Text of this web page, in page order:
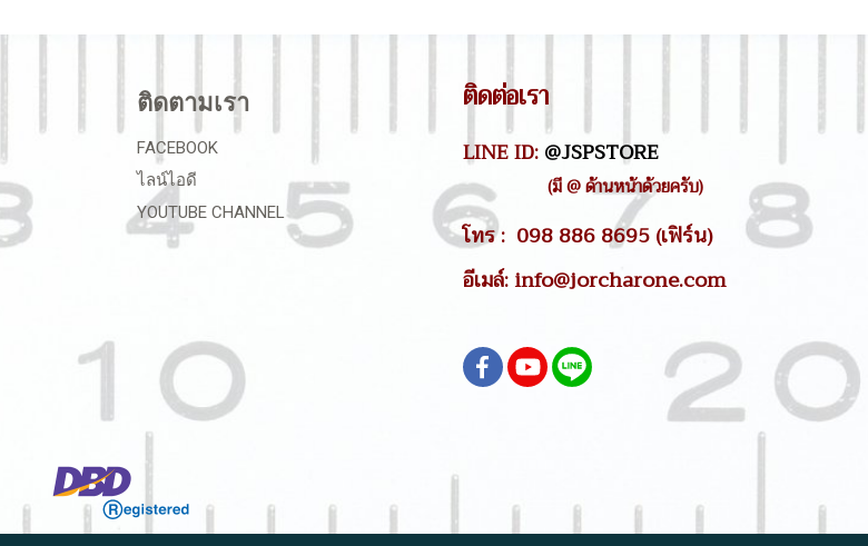
ติดตามเรา
FACEBOOK
ไลน์ไอดี
YOUTUBE CHANNEL
ติดต่อเรา
LINE ID:@JSPSTORE
(มี @ ด้านหน้าด้วยครับ)
โทร : 098 886 8695 (เฟิร์น)
อีเมล์: info@jorcharone.com